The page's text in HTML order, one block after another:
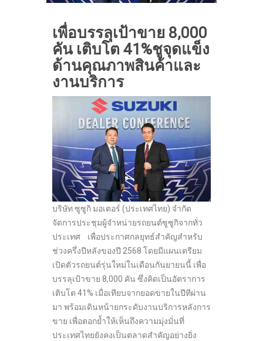
เพื่อบรรลุเป้าขาย 8,000
คัน เติบโต 41%ชูจุดแข็ง
ด้านคุณภาพสินค้าและ
งานบริการ
บริษัท ซูซูกิ มอเตอร์ (ประเทศไทย) จำกัด
จัดการประชุมผู้จำหน่ายรถยนต์ซูซูกิจากทั่ว
ประเทศ เพื่อประกาศกลยุทธ์สำคัญสำหรับ
ช่วงครึ่งปีหลังของปี 2568 โดยมีแผนเตรียม
เปิดตัวรถยนต์รุ่นใหม่ในเดือนกันยายนนี้ เพื่อ
บรรลุเป้าขาย 8,000 คัน ซึ่งคิดเป็นอัตราการ
เติบโต 41% เมื่อเทียบจากยอดขายในปีทีผ่าน
มา พร้อมเดินหน้ายกระดับงานบริการหลังการ
ขาย เพื่อตอกย้ำให้เห็นถึงความมุ่งมั่นที่
ประเทศไทยยังคงเป็นตลาดสำคัญอย่างยิ่ง